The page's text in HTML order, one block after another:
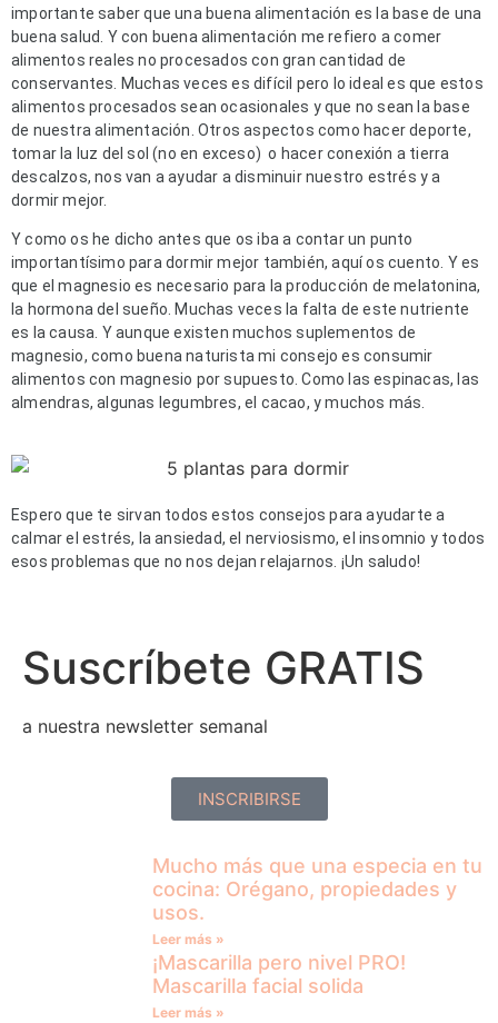
importante saber que una buena alimentación es la base de una
buena salud. Y con buena alimentación me refiero a comer
alimentos reales no procesados con gran cantidad de
conservantes. Muchas veces es difícil pero lo ideal es que estos
alimentos procesados sean ocasionales y que no sean la base
de nuestra alimentación. Otros aspectos como hacer deporte,
tomar la luz del sol (no en exceso)  o hacer conexión a tierra
descalzos, nos van a ayudar a disminuir nuestro estrés y a
dormir mejor.
Y como os he dicho antes que os iba a contar un punto
importantísimo para dormir mejor también, aquí os cuento. Y es
que el magnesio es necesario para la producción de melatonina,
la hormona del sueño. Muchas veces la falta de este nutriente
es la causa. Y aunque existen muchos suplementos de
magnesio, como buena naturista mi consejo es consumir
alimentos con magnesio por supuesto. Como las espinacas, las
almendras, algunas legumbres, el cacao, y muchos más.
Espero que te sirvan todos estos consejos para ayudarte a
calmar el estrés, la ansiedad, el nerviosismo, el insomnio y todos
esos problemas que no nos dejan relajarnos. ¡Un saludo!
Suscríbete GRATIS
a nuestra newsletter semanal
INSCRIBIRSE
Mucho más que una especia en tu
cocina: Orégano, propiedades y
usos.
Leer más »
¡Mascarilla pero nivel PRO!
Mascarilla facial solida
Leer más »